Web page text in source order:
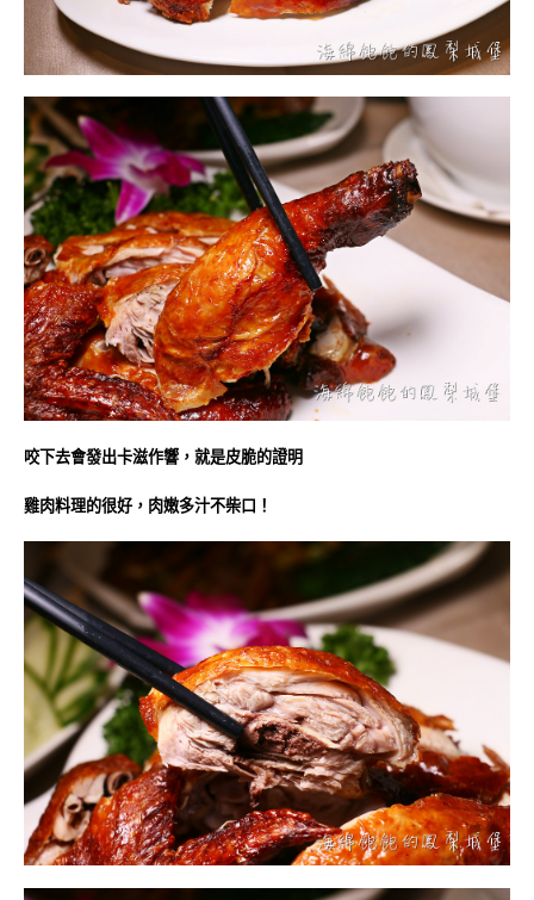
咬下去會發出卡滋作響，就是皮脆的證明
雞肉料理的很好，肉嫩多汁不柴口！